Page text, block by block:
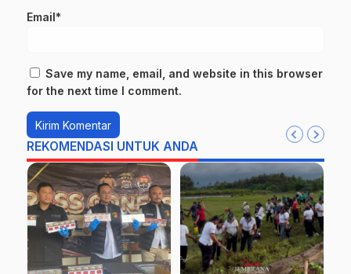
Email*
Save my name, email, and website in this browser
for the next time I comment.
REKOMENDASI UNTUK ANDA